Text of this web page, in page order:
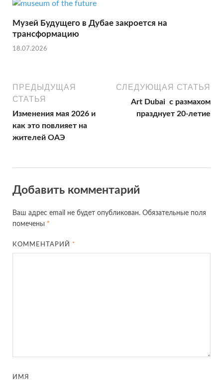
Музей Будущего в Дубае закроется на
трансформацию
18.07.2026
ПРЕДЫДУЩАЯ
СТАТЬЯ
Изменения мая 2026 и
как это повлияет на
жителей ОАЭ
СЛЕДУЮЩАЯ СТАТЬЯ
Art Dubai с размахом
празднует 20-летие
Добавить комментарий
Ваш адрес email не будет опубликован. Обязательные поля
помечены *
КОММЕНТАРИЙ *
ИМЯ